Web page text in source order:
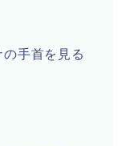
手首を見る